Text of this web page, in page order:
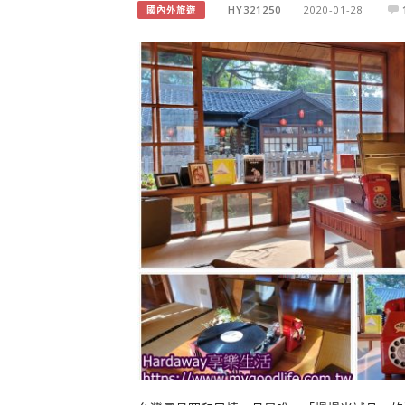
國內外旅遊 HY321250 2020-01-28